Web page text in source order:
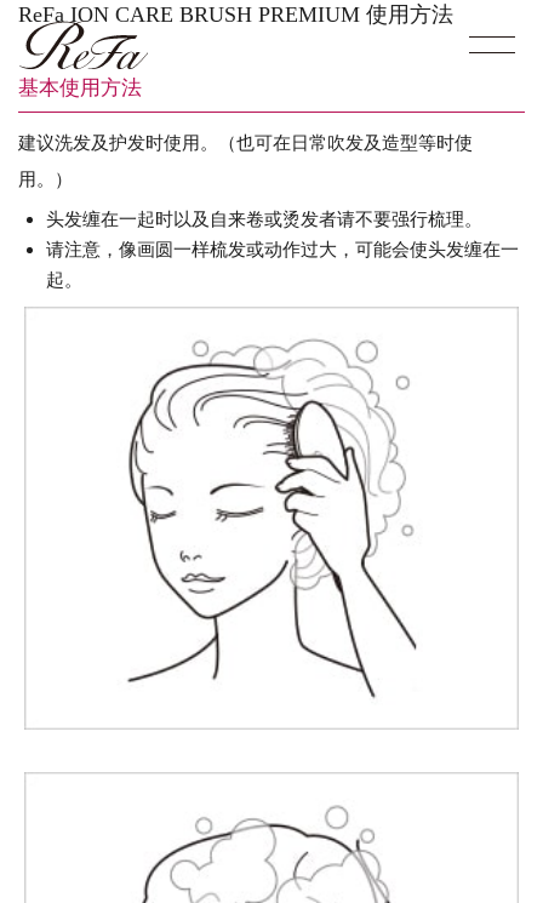
ReFa ION CARE BRUSH PREMIUM 使用方法
基本使用方法
建议洗发及护发时使用。（也可在日常吹发及造型等时使
用。）
头发缠在一起时以及自来卷或烫发者请不要强行梳理。
请注意，像画圆一样梳发或动作过大，可能会使头发缠在一
起。